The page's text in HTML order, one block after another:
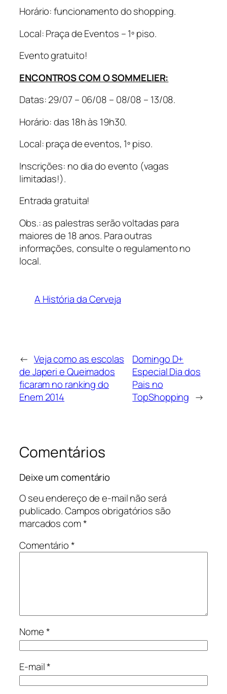
Horário: funcionamento do shopping.
Local: Praça de Eventos – 1º piso.
Evento gratuito!
ENCONTROS COM O SOMMELIER:
Datas: 29/07 – 06/08 – 08/08 – 13/08.
Horário: das 18h às 19h30.
Local: praça de eventos, 1º piso.
Inscrições: no dia do evento (vagas
limitadas!).
Entrada gratuita!
Obs.: as palestras serão voltadas para
maiores de 18 anos. Para outras
informações, consulte o regulamento no
local.
A História da Cerveja
← Veja como as escolas
de Japeri e Queimados
ficaram no ranking do
Enem 2014
Domingo D+
Especial Dia dos
Pais no
TopShopping →
Comentários
Deixe um comentário
O seu endereço de e-mail não será
publicado.Campos obrigatórios são
marcados com*
Comentário*
Nome*
E-mail*